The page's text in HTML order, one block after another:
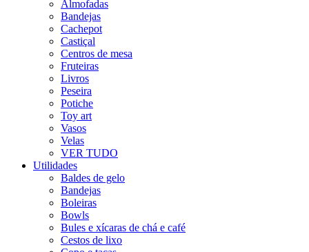
Almofadas
Bandejas
Cachepot
Castiçal
Centros de mesa
Fruteiras
Livros
Peseira
Potiche
Toy art
Vasos
Velas
VER TUDO
Utilidades
Baldes de gelo
Bandejas
Boleiras
Bowls
Bules e xícaras de chá e café
Cestos de lixo